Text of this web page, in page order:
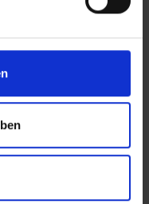
Erwachsene
Hotel keine
fällig.
sich nach der